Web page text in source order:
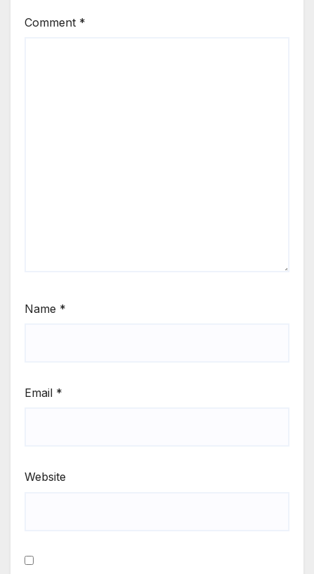
Comment *
Name *
Email *
Website